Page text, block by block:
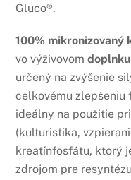
Gluco®.
100% mikronizovaný
vo výživovom
určený na zvýšenie
celkovému zlepšeniu
ideálny na použitie
(kulturistika,
kreatínfosfátu, ktorý
zdrojom pre